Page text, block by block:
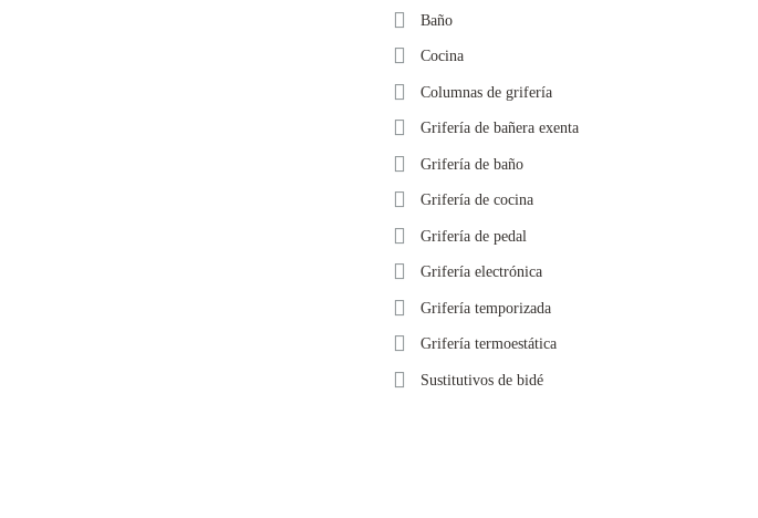
Baño
Cocina
Columnas de grifería
Grifería de bañera exenta
Grifería de baño
Grifería de cocina
Grifería de pedal
Grifería electrónica
Grifería temporizada
Grifería termoestática
Sustitutivos de bidé